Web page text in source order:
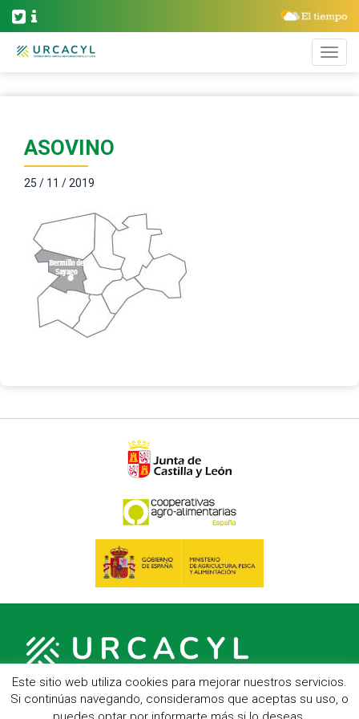
ASOVINO
25 / 11 / 2019
Este sitio web utiliza cookies para mejorar nuestros servicios.
Si continúas navegando, consideramos que aceptas su uso, o